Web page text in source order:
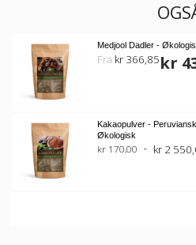
Medjool Dadler -
kr
Fra kr 366,85
Kakaopulver -
Økologisk
kr 170,00 kr 2